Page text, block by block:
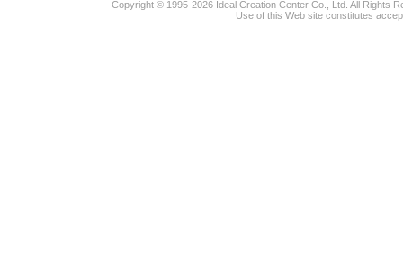
Copyright © 1995-2026 Ideal Creation Center Co., Ltd. All Rights
Use of this Web site constitutes